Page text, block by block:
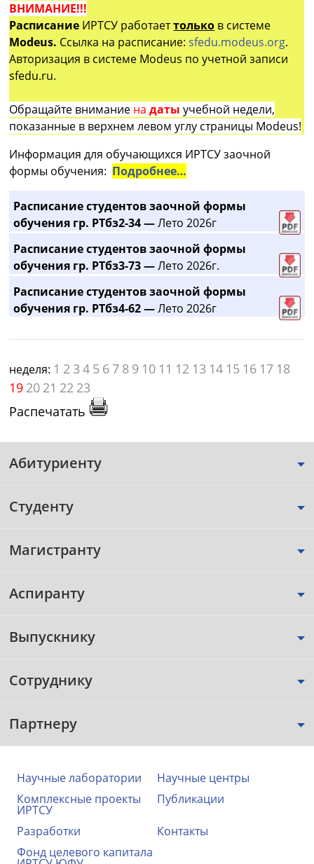
ВНИМАНИЕ!!!
Расписание ИРТСУ работаеттолько в системе
Modeus. Ссылка на расписание:sfedu.modeus.org.
Авторизация в системе Modeus по учетной записи
sfedu.ru.
Обращайте внимание на датыучебной недели,
показанные в верхнем левом углу страницы Modeus!
Информация для обучающихся ИРТСУ заочной
формы обучения: Подробнее…
Расписание студентов заочной формы
обучения гр. РТбз2-34 —Лето 2026г
Расписание студентов заочной формы
обучения гр. РТбз3-73 —Лето 2026г.
Расписание студентов заочной формы
обучения гр. РТбз4-62 —Лето 2026г
неделя: 1 2 3 4 5 6 7 8 9 10 11 12 13 14 15 16 17 18
19 20 21 22 23
Распечатать
Абитуриенту
Студенту
Магистранту
Аспиранту
Выпускнику
Сотруднику
Партнеру
Научные лаборатории
Научные центры
Комплексные проекты
ИРТСУ
Публикации
Разработки
Контакты
Фонд целевого капитала